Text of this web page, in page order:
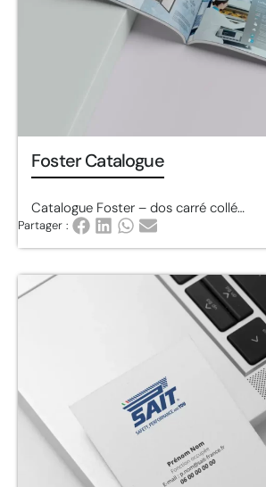
Foster Catalogue
Catalogue Foster – dos carré collé…
Partager :